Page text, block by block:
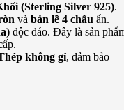
(Sterling Silver 925).
và bản lề 4 chấu ẩn.
độc đáo. Đây là sản
không gỉ, đảm bảo